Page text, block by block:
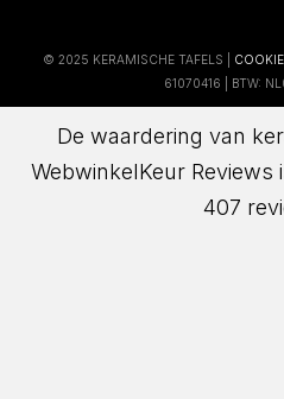
© 2025 KERAMISCHE TAFELS |
61070416 | BTW:
De waardering van
WebwinkelKeur Reviews
407